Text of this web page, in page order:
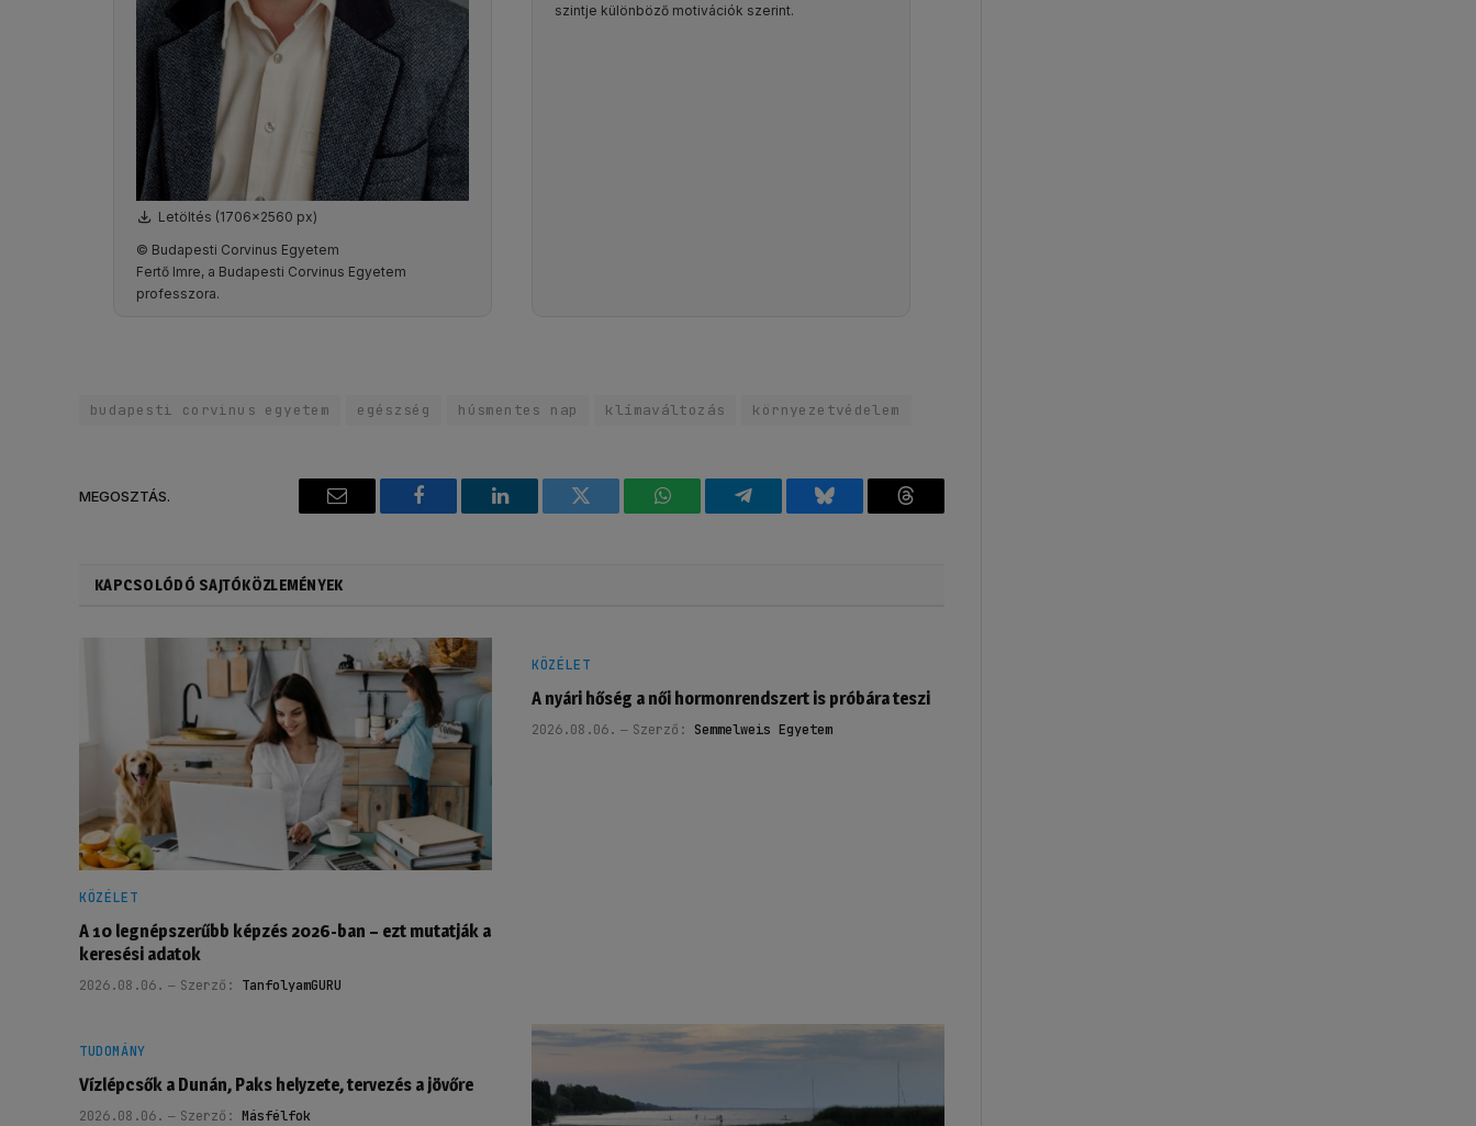
Letöltés (1706x2560 px)
© Budapesti Corvinus Egyetem
Fertő Imre, a Budapesti Corvinus Egyetem
professzora.
szintje különböző motivációk szerint.
budapesti corvinus egyetem egészség húsmentes nap klímaváltozás környezetvédelem
MEGOSZTÁS.
Email Facebook LinkedIn Twitter WhatsAppTelegram Bluesky Threads
KAPCSOLÓDÓ SAJTÓKÖZLEMÉNYEK
KÖZÉLET
A 10 legnépszerűbb képzés 2026-ban – ezt mutatják a
keresési adatok
2026.08.06. Szerző: TanfolyamGURU
KÖZÉLET
A nyári hőség a női hormonrendszert is próbára teszi
2026.08.06. Szerző: Semmelweis Egyetem
TUDOMÁNY
Vízlépcsők a Dunán, Paks helyzete, tervezés a jövőre
2026.08.06. Szerző: Másfélfok